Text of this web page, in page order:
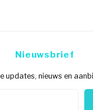
Nieuwsbrief
updates, nieuws en